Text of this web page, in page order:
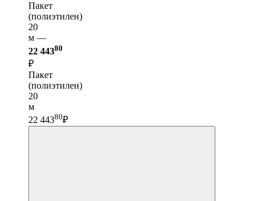
Пакет
(полиэтилен)
20
м —
22 44380
₽
Пакет
(полиэтилен)
20
м
22 44380₽